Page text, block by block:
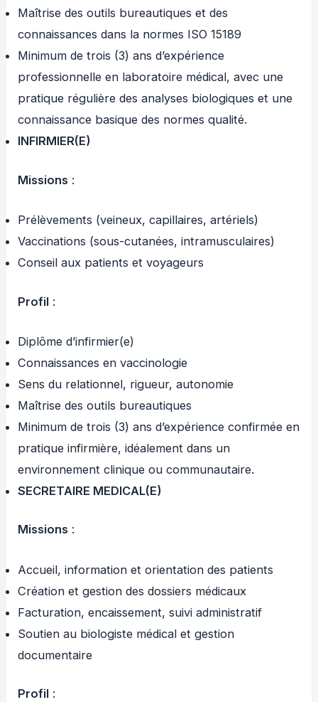
Maîtrise des outils bureautiques et des
connaissances dans la normes ISO 15189
Minimum de trois (3) ans d’expérience
professionnelle en laboratoire médical, avec une
pratique régulière des analyses biologiques et une
connaissance basique des normes qualité.
INFIRMIER(E)
Missions :
Prélèvements (veineux, capillaires, artériels)
Vaccinations (sous-cutanées, intramusculaires)
Conseil aux patients et voyageurs
Profil :
Diplôme d’infirmier(e)
Connaissances en vaccinologie
Sens du relationnel, rigueur, autonomie
Maîtrise des outils bureautiques
Minimum de trois (3) ans d’expérience confirmée en
pratique infirmière, idéalement dans un
environnement clinique ou communautaire.
SECRETAIRE MEDICAL(E)
Missions :
Accueil, information et orientation des patients
Création et gestion des dossiers médicaux
Facturation, encaissement, suivi administratif
Soutien au biologiste médical et gestion
documentaire
Profil :